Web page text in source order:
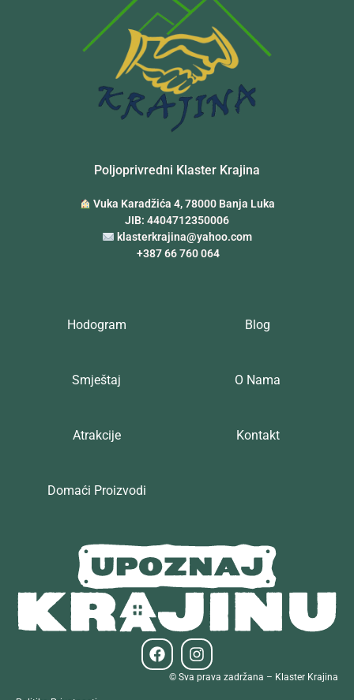
Poljoprivredni Klaster Krajina
Vuka Karadžića 4, 78000 Banja Luka
JIB: 4404712350006
klasterkrajina@yahoo.com
+387 66 760 064
Hodogram
Smještaj
Atrakcije
Domaći Proizvodi
Blog
O Nama
Kontakt
© Sva prava zadržana – Klaster Krajina